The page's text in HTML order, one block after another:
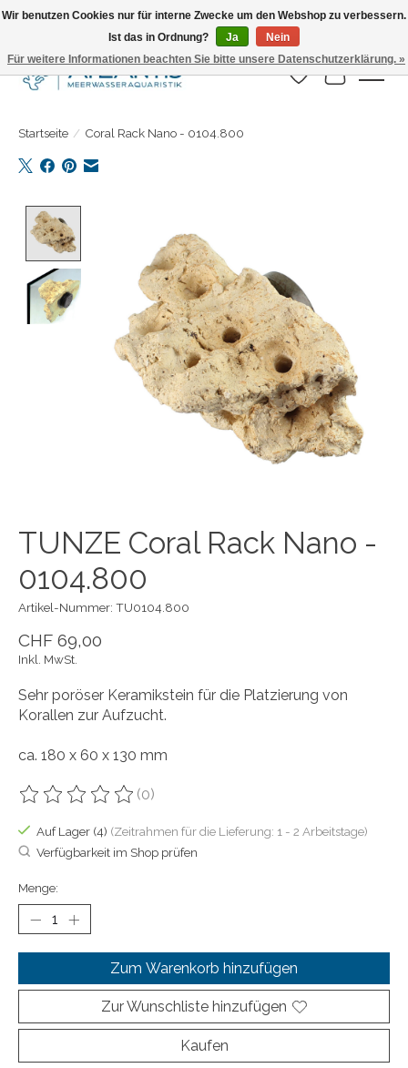
Täglicher Versand. Bestelle bis 15.00 Uhr
Wunschzettel
Ihr
Startseite / Coral Rack Nano - 0104.800
TUNZE Coral Rack Nano -
0104.800
Artikel-Nummer: TU0104.800
CHF 69,00
Inkl. MwSt.
Sehr poröser Keramikstein für die Platzierung von
Korallen zur Aufzucht.
ca. 180 x 60 x 130 mm
Die Bewertung dieses Produkts ist
(0)
Auf Lager (4) (Zeitrahmen für die Lieferung: 1 - 2 Arbeitstage)
Verfügbarkeit im Shop prüfen
Menge:
Zum Warenkorb hinzufügen
Zur Wunschliste hinzufügen
Kaufen
Wir benutzen Cookies nur für interne Zwecke um den Webshop zu verbessern.
Ist das in Ordnung?
Ja
Nein
Für weitere Informationen beachten Sie bitte unsere Datenschutzerklärung. »